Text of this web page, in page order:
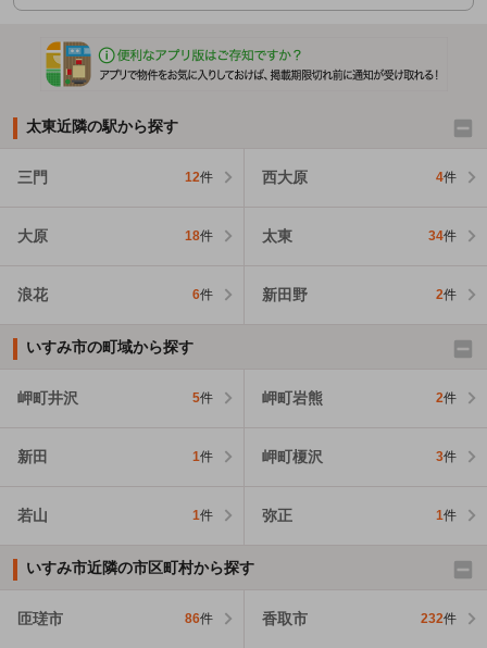
太東近隣の駅から探す
三門 12件 西大原 4件
大原 18件 太東 34件
浪花 6件 新田野 2件
いすみ市の町域から探す
岬町井沢 5件 岬町岩熊 2件
新田 1件 岬町榎沢 3件
若山 1件 弥正 1件
いすみ市近隣の市区町村から探す
匝瑳市 86件 香取市 232件